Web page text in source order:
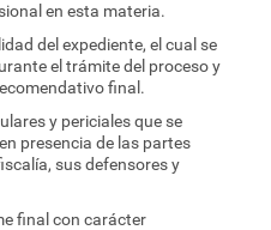
en esta materia.
del expediente, el cual se
el trámite del proceso y
final.
y periciales que se
presencia de las partes
sus defensores y
final con carácter